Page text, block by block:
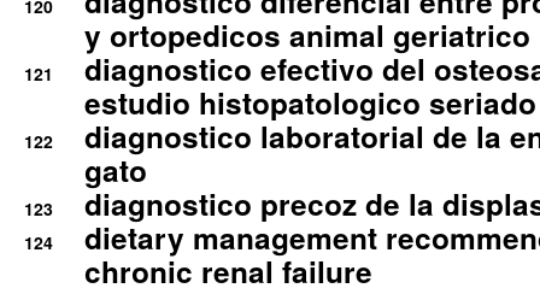
120
y ortopedicos animal geriatrico
121
diagnostico efectivo del
estudio histopatologico seriado
122
diagnostico laboratorial de la
gato
123 diagnostico precoz de la
124
dietary management
chronic renal failure